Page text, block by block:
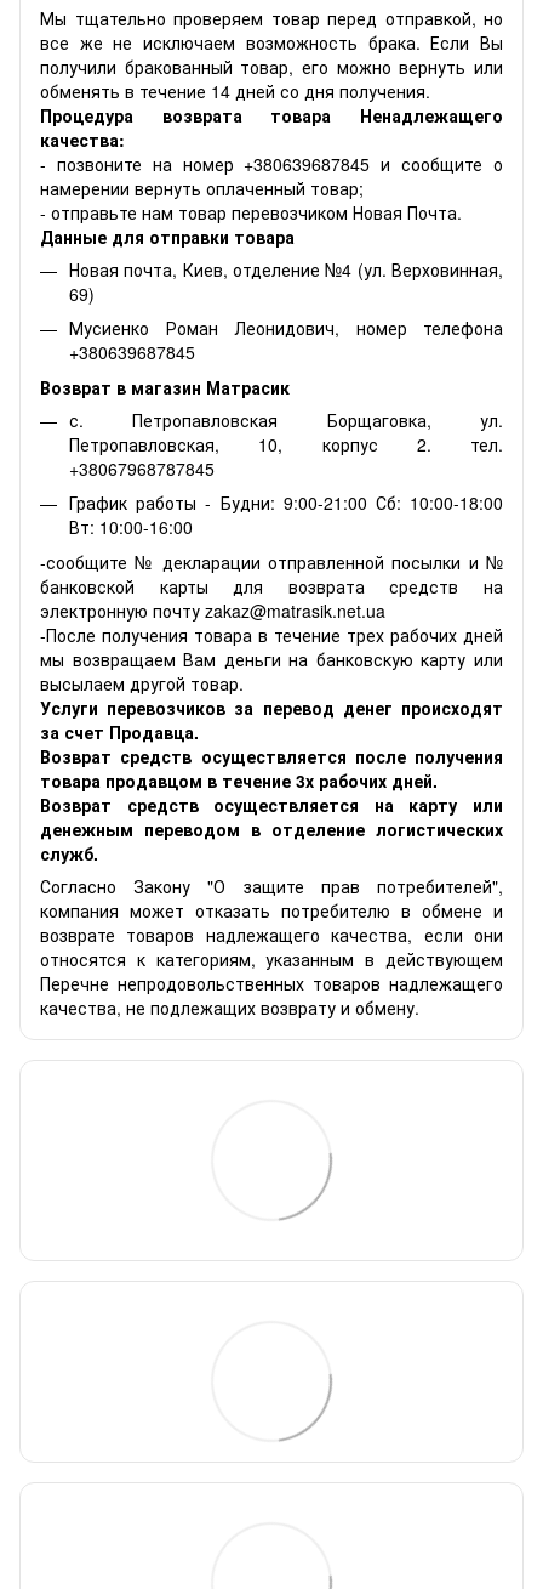
Мы тщательно проверяем товар перед отправкой, но
все же не исключаем возможность брака. Если Вы
получили бракованный товар, его можно вернуть или
обменять в течение 14 дней со дня получения.
Процедура возврата товара Ненадлежащего
качества:
- позвоните на номер +380639687845 и сообщите о
намерении вернуть оплаченный товар;
- отправьте нам товар перевозчиком Новая Почта.
Данные для отправки товара
Новая почта, Киев, отделение №4 (ул. Верховинная,
69)
Мусиенко Роман Леонидович, номер телефона
+380639687845
Возврат в магазин Матрасик
с. Петропавловская Борщаговка, ул.
Петропавловская, 10, корпус 2. тел.
+38067968787845
График работы - Будни: 9:00-21:00 Сб: 10:00-18:00
Вт: 10:00-16:00
-сообщите № декларации отправленной посылки и №
банковской карты для возврата средств на
электронную почту zakaz@matrasik.net.ua
-После получения товара в течение трех рабочих дней
мы возвращаем Вам деньги на банковскую карту или
высылаем другой товар.
Услуги перевозчиков за перевод денег происходят
за счет Продавца.
Возврат средств осуществляется после получения
товара продавцом в течение 3х рабочих дней.
Возврат средств осуществляется на карту или
денежным переводом в отделение логистических
служб.
Согласно Закону "О защите прав потребителей",
компания может отказать потребителю в обмене и
возврате товаров надлежащего качества, если они
относятся к категориям, указанным в действующем
Перечне непродовольственных товаров надлежащего
качества, не подлежащих возврату и обмену.